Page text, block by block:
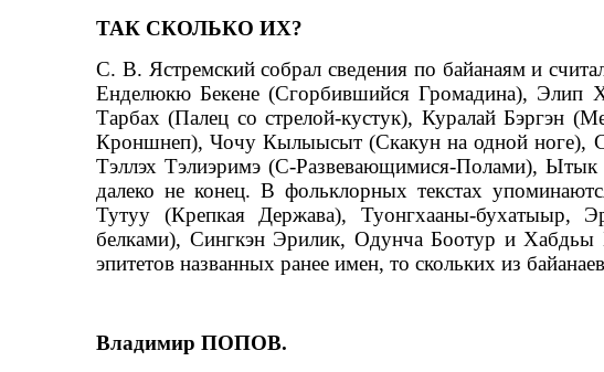
ТАК СКОЛЬКО ИХ?
С. В. Ястремский собрал сведения по байанаям и
Енделюкю Бекене (Сгорбившийся Громадина), Элип
Тарбах (Палец со стрелой-кустук), Куралай Бэргэн
Кроншнеп), Чочу Кылыысыт (Скакун на одной ноге),
Тэллэх Тэлиэримэ (С-Развевающимися-Полами),
далеко не конец. В фольклорных текстах
Тутуу (Крепкая Держава), Туонгхааны-
белками), Сингкэн Эрилик, Одунча Боотур и Хабдьы
эпитетов названных ранее имен, то скольких из
Владимир ПОПОВ.